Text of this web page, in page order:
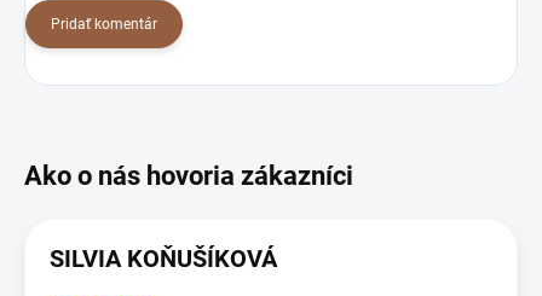
Pridať komentár
SILVIA KOŇUŠÍKOVÁ